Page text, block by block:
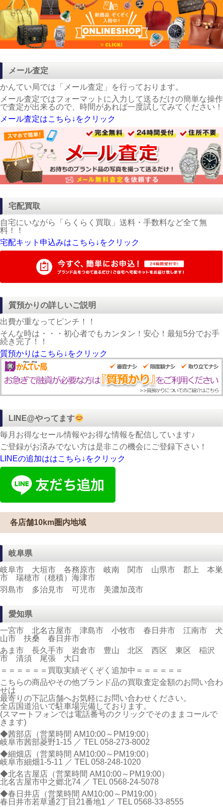
メール査定
かんてい局では「メール査定」を行っております。
メール査定ではフォーマットに入力して送るだけの簡単な操作
で査定が出来るので、時間があれば一度試してみてください！
メール査定はこちら↓をクリック
宅配買取
自宅にいながら「らくらく買取」送料・手数料など全て無
料！！
宅配キット申込みはこちら↓をクリック
質預かりの詳しいご説明
出費が重なってピンチ！！
そんな時は・・・初心者でもカンタン！安心！最短5分でお手
続き完了！！
質預かりはこちら↓をクリック
LINE@やってます
毎月お得なセール情報やお得な情報を配信しています♪
ご登録がお済みでない方は是非この機会にご登録下さい！
LINEの追加ははこちら↓をクリック
各店舗10km圏内地域
岐阜県
岐阜市 大垣市 各務原市 岐南 関市 山県市 郡上 本巣
市 瑞穂市（穂積）海津市
羽島市 多治見市 可児市 美濃加茂市
愛知県
一宮市 北名古屋市 津島市 小牧市 春日井市 江南市 犬
山市 扶桑 春日井市
あま市 長久手市 岩倉市 豊山 北区 西区 東区 稲沢
市 清須 尾張 大口
＝＝＝＝＝＝買取実績ぞくぞく追加中＝＝＝＝＝＝
こちらの商品やその他ブランド品の買取査定金額のお問い合わ
せは
最寄りの下記店舗へお気軽にお問い合わせください。
全店国道沿いで駐車場完備しております。
(スマートフォンでは電話番号のクリックでそのままコールで
きます)
◆茜部店（営業時間 AM10:00～PM19:00）
岐阜市茜部菱野1-15 ／ TEL 058-273-8002
◆細畑店（営業時間 AM10:00～PM19:00）
岐阜市細畑1-5-11 ／ TEL 058-248-1020
◆北名古屋店（営業時間 AM10:00～PM19:00）
北名古屋市中之郷北74 ／ TEL 0568-24-5078
◆春日井店（営業時間 AM10:00～PM19:00）
春日井市若草通2丁目21番地1 ／ TEL 0568-33-8555